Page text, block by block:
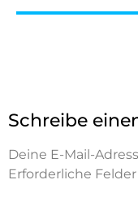
Schreibe
Deine E-Mail-
Erforderliche